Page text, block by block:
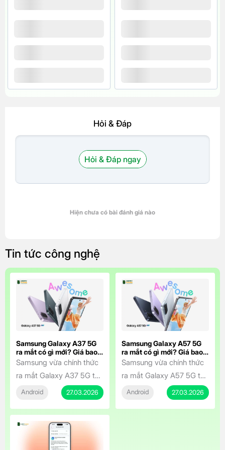
Hỏi & Đáp
Hỏi & Đáp ngay
Hiện chưa có bài đánh giá nào
Tin tức công nghệ
Samsung Galaxy A37 5G
ra mắt có gì mới? Giá bao
nhiêu?
Samsung vừa chính thức
ra mắt Galaxy A37 5G tại
Việt Nam, mang đến
dòng Galaxy A series trải
nghiệm chuyên nghiệp
hơn với mức giá cực kỳ
hấp dẫn. Smartphone tầm
Android 27.03.2026
Samsung Galaxy A57 5G
ra mắt có gì mới? Giá bao
nhiêu?
Samsung vừa chính thức
ra mắt Galaxy A57 5G tại
Việt Nam vào ngày
25/3/2026, mang đến
Android 27.03.2026